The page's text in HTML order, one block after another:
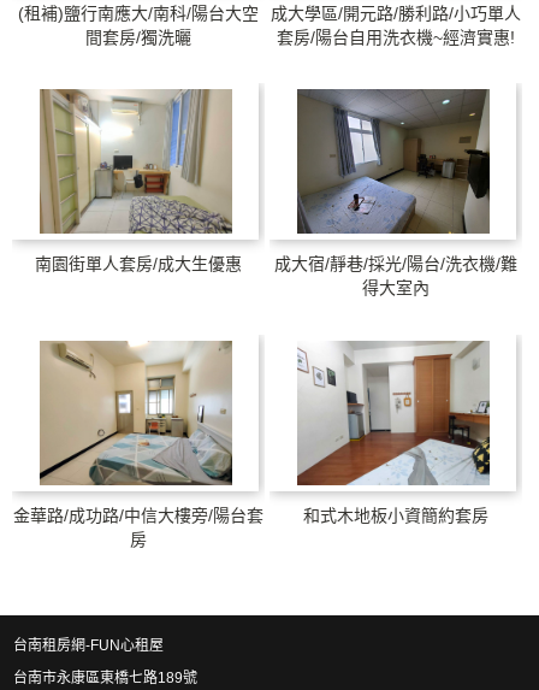
(租補)鹽行南應大/南科/陽台大空
間套房/獨洗曬
成大學區/開元路/勝利路/小巧單人
套房/陽台自用洗衣機~經濟實惠!
南園街單人套房/成大生優惠
成大宿/靜巷/採光/陽台/洗衣機/難
得大室內
金華路/成功路/中信大樓旁/陽台套
房
和式木地板小資簡約套房
台南租房網-FUN心租屋
台南市永康區東橋七路189號